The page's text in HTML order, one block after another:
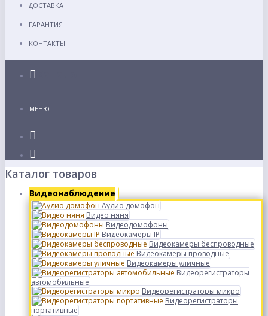
ДОСТАВКА
ГАРАНТИЯ
КОНТАКТЫ
МЕНЮ
Каталог товаров
Видеонаблюдение
Аудио домофон
Видео няня
Видеодомофоны
Видеокамеры IP
Видеокамеры беспроводные
Видеокамеры проводные
Видеокамеры уличные
Видеорегистраторы
автомобильные
Видеорегистраторы микро
Видеорегистраторы
портативные